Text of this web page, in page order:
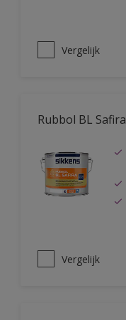
Vergelijk
Rubbol BL Safira
Vergelijk